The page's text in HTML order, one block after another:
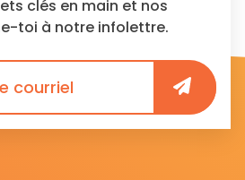
clés en main et nos
toi à notre infolettre.